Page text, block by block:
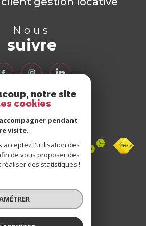
Nous
suivre
Nous
clients
0 avis
notre site
cookies
pendant
visite.
acceptez l'utilisation des
de vous proposer des
des statistiques !